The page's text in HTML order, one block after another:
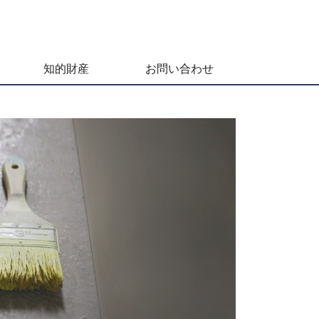
知的財産 お問い合わせ